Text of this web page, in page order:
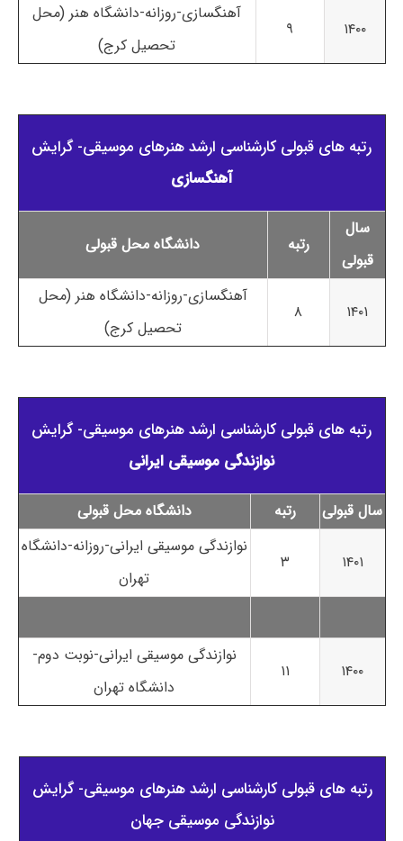
۱۴۰۰ ۹
آهنگسازی-روزانه-دانشگاه هنر (محل
تحصیل کرج)
رتبه های قبولی کارشناسی ارشد هنرهای موسیقی- گرایش
آهنگسازی
سال
قبولی
رتبه دانشگاه محل قبولی
۱۴۰۱ ۸
آهنگسازی-روزانه-دانشگاه هنر (محل
تحصیل کرج)
رتبه های قبولی کارشناسی ارشد هنرهای موسیقی- گرایش
نوازندگی موسیقی ایرانی
سال قبولی رتبه دانشگاه محل قبولی
۱۴۰۱ ۳
نوازندگی موسیقی ایرانی-روزانه-دانشگاه
تهران
۱۴۰۰ ۱۱
نوازندگی موسیقی ایرانی-نوبت دوم-
دانشگاه تهران
رتبه های قبولی کارشناسی ارشد هنرهای موسیقی- گرایش
نوازندگی موسیقی جهان